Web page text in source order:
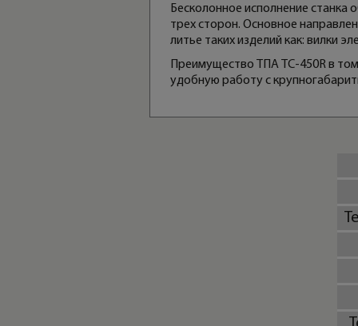
Бесколонное исполнение станка
трех сторон. Основное
литье таких изделий как: вилки
Преимущество ТПА TC-450R в
удобную работу с